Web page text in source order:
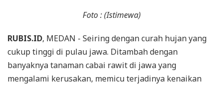
Foto : (Istimewa)
RUBIS.ID, MEDAN - Seiring dengan curah hujan yang
cukup tinggi di pulau jawa. Ditambah dengan
banyaknya tanaman cabai rawit di jawa yang
mengalami kerusakan, memicu terjadinya kenaikan